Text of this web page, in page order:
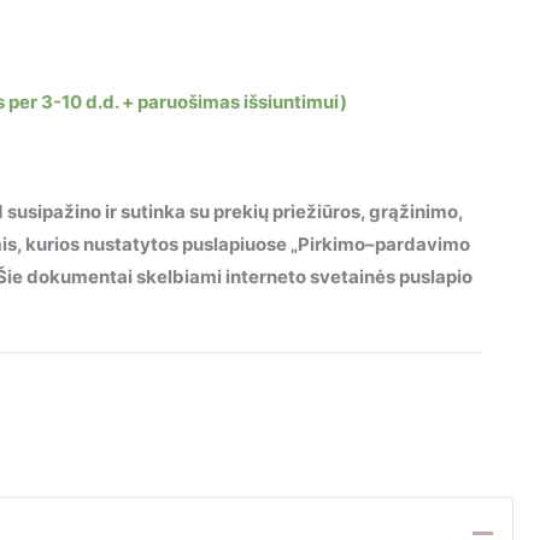
3-10 d.d. + paruošimas išsiuntimui)
ir sutinka su prekių priežiūros, grąžinimo,
kurios nustatytos puslapiuose „Pirkimo–pardavimo
dokumentai skelbiami interneto svetainės puslapio